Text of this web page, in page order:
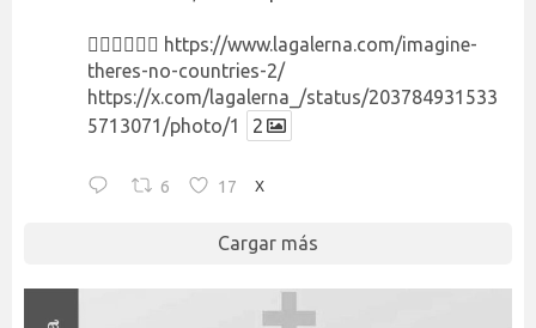
👉🏻👉🏻👉🏻 https://www.lagalerna.com/imagine-
theres-no-countries-2/
https://x.com/lagalerna_/status/203784931533
5713071/photo/1
2
6 17 X
Cargar más